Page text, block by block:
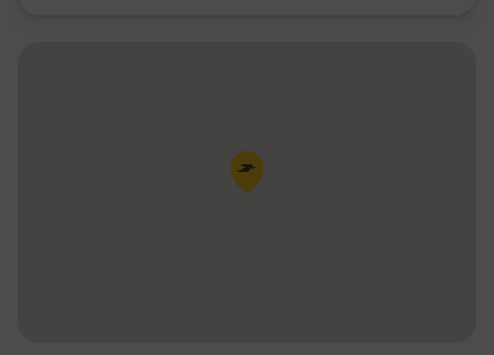
Pin de la carte